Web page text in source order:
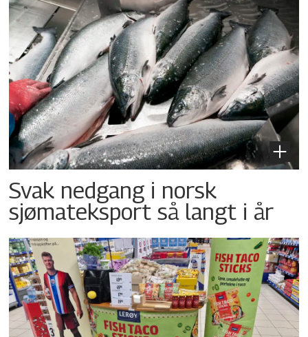
Svak nedgang i norsk
sjømateksport så langt i år